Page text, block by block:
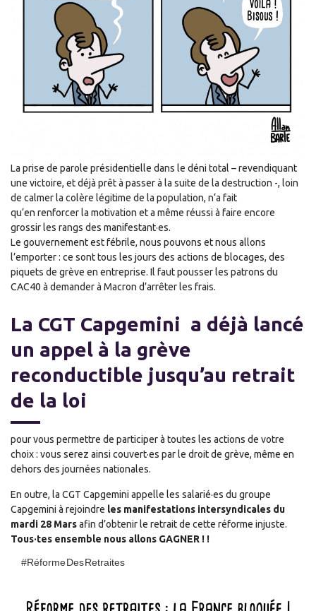
La prise de parole présidentielle dans le déni total – revendiquant
une victoire, et déjà prêt à passer à la suite de la destruction -, loin
de calmer la colère légitime de la population, n‘a fait
qu‘en renforcer la motivation eta même réussi à faire encore
grossir les rangs des manifestant·es.
Le gouvernement est fébrile, nous pouvons et nous allons
l’emporter : ce sont tous les jours des actions de blocages, des
piquets de grève en entreprise. Il faut pousser les patrons du
CAC40 à demander à Macron d’arrêter les frais.
La CGT Capgemini a déjà lancé
un appel à la grève
reconductible jusqu’au retrait
de la loi
pourvous permettre de participer à toutes les actions de votre
choix : vous serez ainsi couvert·es par le droit de grève, même en
dehors des journées nationales.
En outre, la CGT Capgemini appelle les salarié·es du groupe
Capgemini à rejoindre les manifestations intersyndicales du
mardi 28 Marsafin d’obtenir le retrait de cette réforme injuste.
Tous·tes ensemble nous allons GAGNER ! !
#Réforme Des Retraites